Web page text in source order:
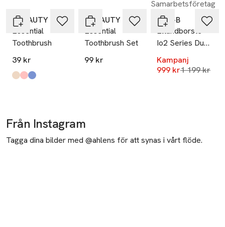
Å BEAUTY
Essential
Toothbrush
39 kr
Produkten finns i färgerna:
Beige,
Pink,
Blue,
Å BEAUTY
Essential
Toothbrush Set
99 kr
Samarbetsföretag
Oral-B
Eltandborste
Io2 Series Duo
Night Black /
Forest Green
Kampanj
999 krLägsta pris
1 199 kr
Från Instagram
Tagga dina bilder med @ahlens för att synas i vårt flöde.